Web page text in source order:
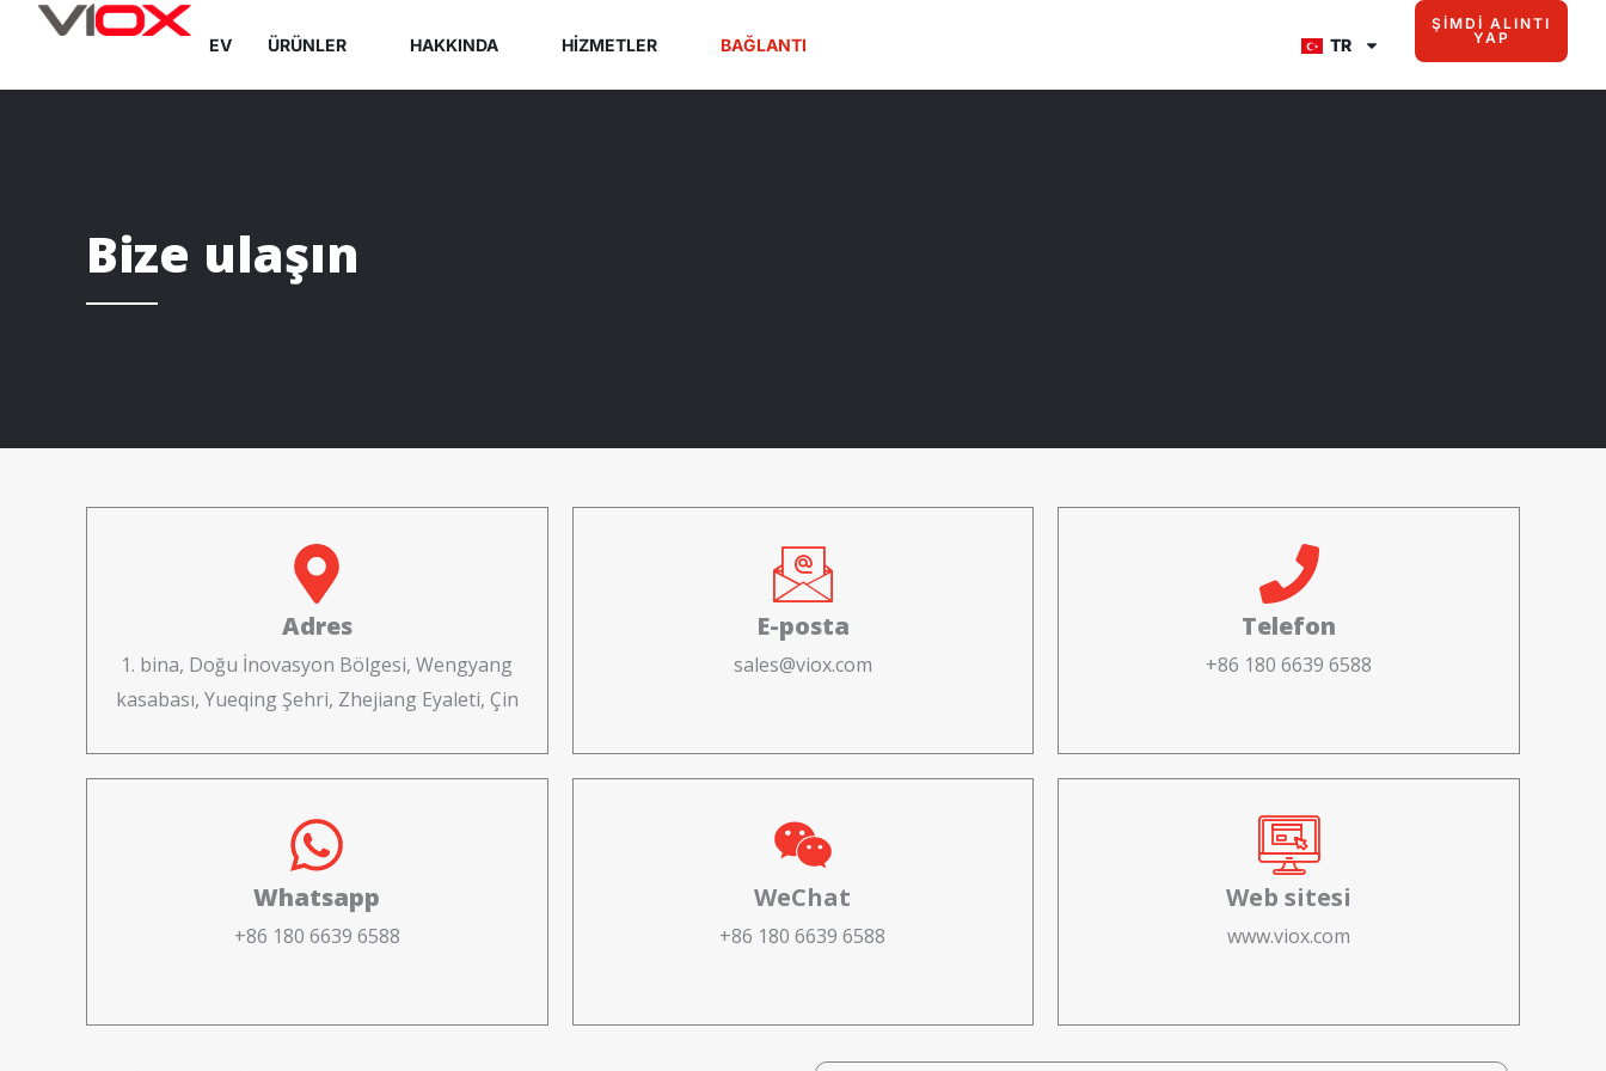
İçeriğe
EV ÜRÜNLER HAKKINDA HIZMETLER BAĞLANTI TR
ŞIMDI ALINTI
YAP
Bize ulaşın
Adres
1. bina, Doğu İnovasyon Bölgesi, Wengyang
kasabası, Yueqing Şehri, Zhejiang Eyaleti, Çin
E-posta
sales@viox.com
Telefon
+86 180 6639 6588
Whatsapp
+86 180 6639 6588
WeChat
+86 180 6639 6588
Web sitesi
www.viox.com